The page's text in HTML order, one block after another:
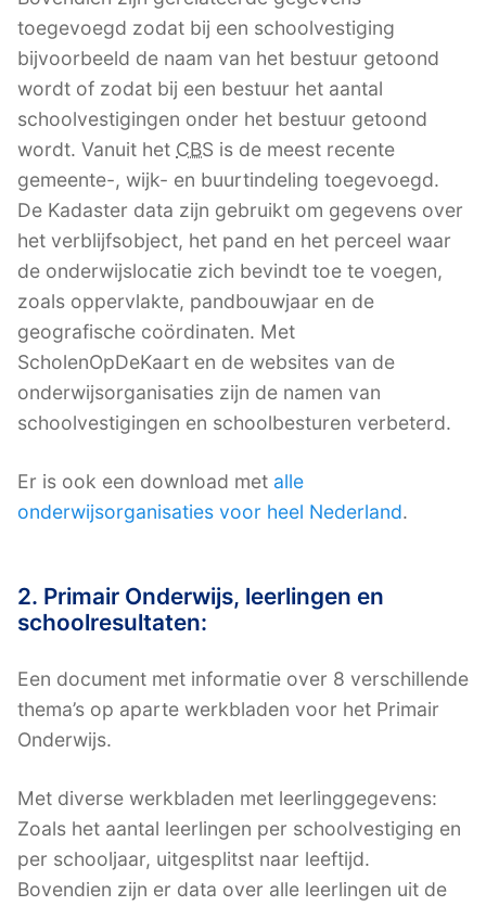
toegevoegd zodat bij een schoolvestiging
bijvoorbeeld de naam van het bestuur getoond
wordt of zodat bij een bestuur het aantal
schoolvestigingen onder het bestuur getoond
wordt. Vanuit het CBS is de meest recente
gemeente-, wijk- en buurtindeling toegevoegd.
De Kadaster data zijn gebruikt om gegevens over
het verblijfsobject, het pand en het perceel waar
de onderwijslocatie zich bevindt toe te voegen,
zoals oppervlakte, pandbouwjaar en de
geografische coördinaten. Met
ScholenOpDeKaart en de websites van de
onderwijsorganisaties zijn de namen van
schoolvestigingen en schoolbesturen verbeterd.
Er is ook een download met alle
onderwijsorganisaties voor heel Nederland.
2. Primair Onderwijs, leerlingen en
schoolresultaten:
Een document met informatie over 8 verschillende
thema’s op aparte werkbladen voor het Primair
Onderwijs.
Met diverse werkbladen met leerlinggegevens:
Zoals het aantal leerlingen per schoolvestiging en
per schooljaar, uitgesplitst naar leeftijd.
Bovendien zijn er data over alle leerlingen uit de